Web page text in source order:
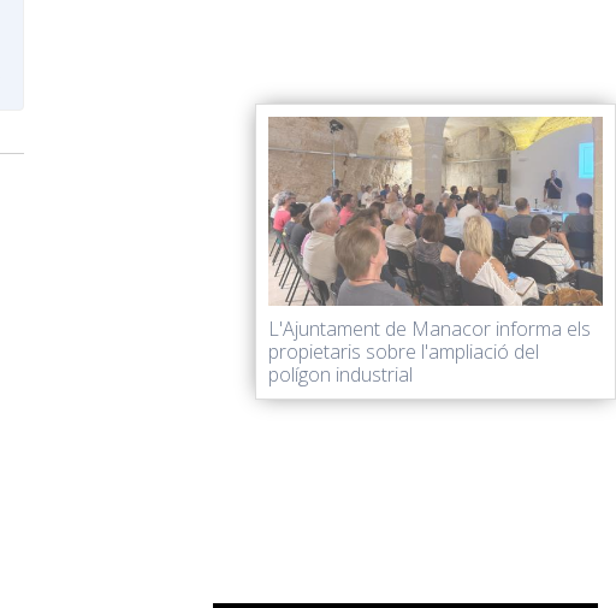
L'Ajuntament de Manacor informa els
propietaris sobre l'ampliació del
polígon industrial